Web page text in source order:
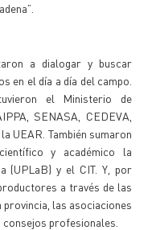
a dialogar y buscar
en el día a día del campo.
el Ministerio de
SENASA, CEDEVA,
UEAR. También sumaron
y académico la
(UPLaB) y el CIT. Y, por
a través de las
las asociaciones
profesionales.